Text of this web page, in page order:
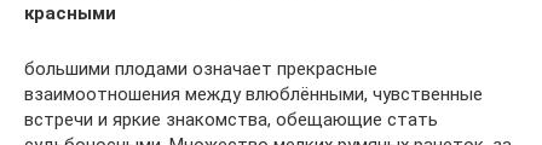
красными
большими плодами означает прекрасные
взаимоотношения между влюблёнными, чувственные
встречи и яркие знакомства, обещающие стать